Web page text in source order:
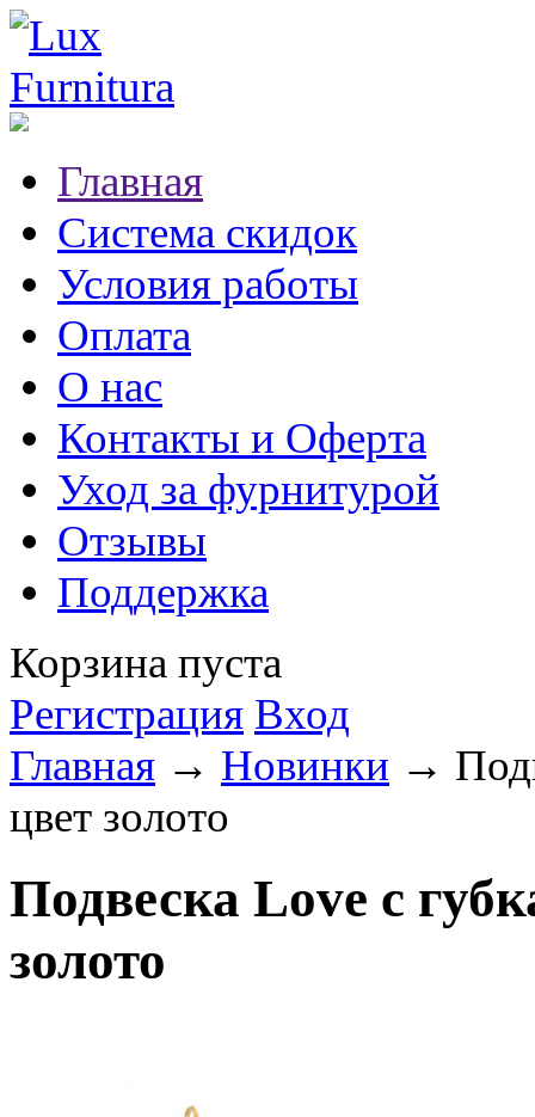
Главная
Система скидок
Условия работы
Оплата
О нас
Контакты и Оферта
Уход за фурнитурой
Отзывы
Поддержка
Корзина пуста
Регистрация Вход
Главная → Новинки →
цвет золото
Подвеска Love с
золото